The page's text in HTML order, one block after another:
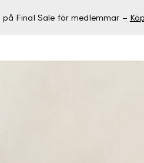
Final Sale för medlemmar –